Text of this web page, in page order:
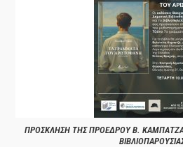
ΠΡΟΣΚΛΗΣΗ ΤΗΣ ΠΡΟΕΔΡΟΥ Β. ΚΑΜΠΑΤΖΑ